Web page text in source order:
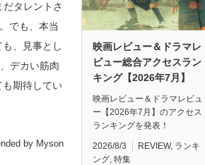
タレントさ
でも、本当
、見事とし
デカい筋肉
期待してい
by Myson
映画レビュー＆ドラマレ
ビュー総合アクセスラン
キング【2026年7月】
映画レビュー＆ドラマレビュ
ー【2026年7月】のアクセス
ランキングを発表！
2026/8/3 REVIEW, ランキ
ング 特集